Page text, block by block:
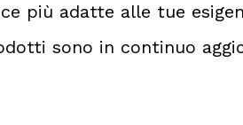
più adatte alle tue
sono in continuo